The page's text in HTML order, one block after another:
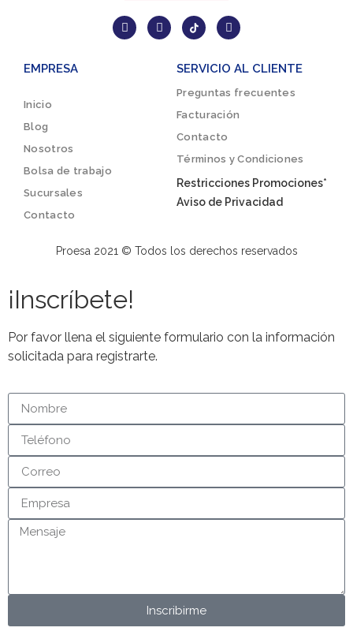
EMPRESA
Inicio
Blog
Nosotros
Bolsa de trabajo
Sucursales
Contacto
SERVICIO AL CLIENTE
Preguntas frecuentes
Facturación
Contacto
Términos y Condiciones
Restricciones Promociones*
Aviso de Privacidad
Proesa 2021 © Todos los derechos reservados
¡Inscríbete!
Por favor llena el siguiente formulario con la información
solicitada para registrarte.
Inscribirme